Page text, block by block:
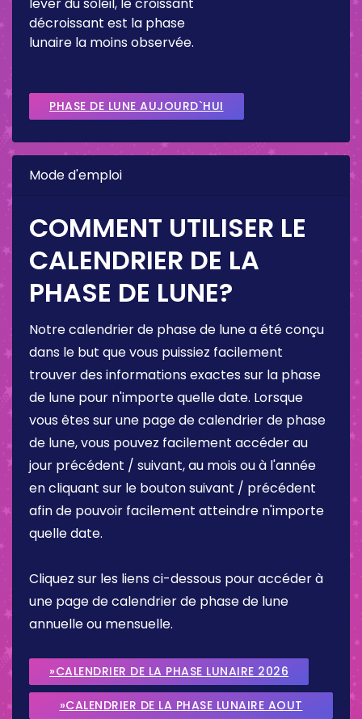
décroissant est la phase
lunaire la moins observée.
PHASE DE LUNE AUJOURD`HUI
Mode d'emploi
COMMENT UTILISER LE
CALENDRIER DE LA
PHASE DE LUNE?
Notre calendrier de phase de lune a été conçu
dans le but que vous puissiez facilement
trouver des informations exactes sur la phase
de lune pour n'importe quelle date. Lorsque
vous êtes sur une page de calendrier de phase
de lune, vous pouvez facilement accéder au
jour précédent / suivant, au mois ou à l'année
en cliquant sur le bouton suivant / précédent
afin de pouvoir facilement atteindre n'importe
quelle date.
Cliquez sur les liens ci-dessous pour accéder à
une page de calendrier de phase de lune
annuelle ou mensuelle.
»CALENDRIER DE LA PHASE LUNAIRE 2026
»CALENDRIER DE LA PHASE LUNAIRE AOUT